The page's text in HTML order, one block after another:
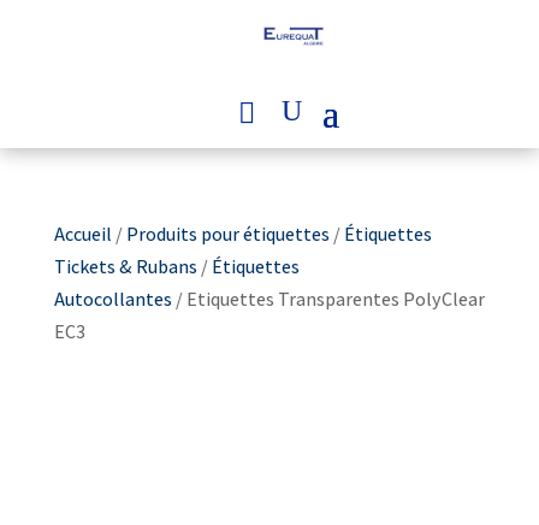
Accueil /Produits pour étiquettes /Étiquettes
Tickets & Rubans /Étiquettes
Autocollantes / Etiquettes Transparentes PolyClear
EC3